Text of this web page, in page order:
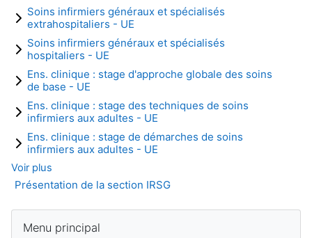
Soins infirmiers généraux et spécialisés
extrahospitaliers - UE
Soins infirmiers généraux et spécialisés
hospitaliers - UE
Ens. clinique : stage d'approche globale des soins
de base - UE
Ens. clinique : stage des techniques de soins
infirmiers aux adultes - UE
Ens. clinique : stage de démarches de soins
infirmiers aux adultes - UE
Voir plus
Présentation de la section IRSG
Blocs
Menu principal